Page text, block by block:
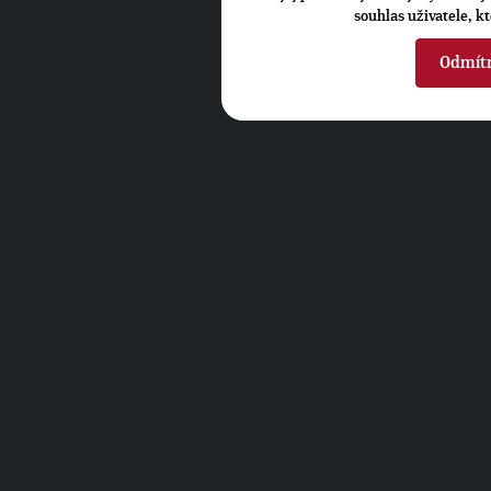
souhlas uživatele,